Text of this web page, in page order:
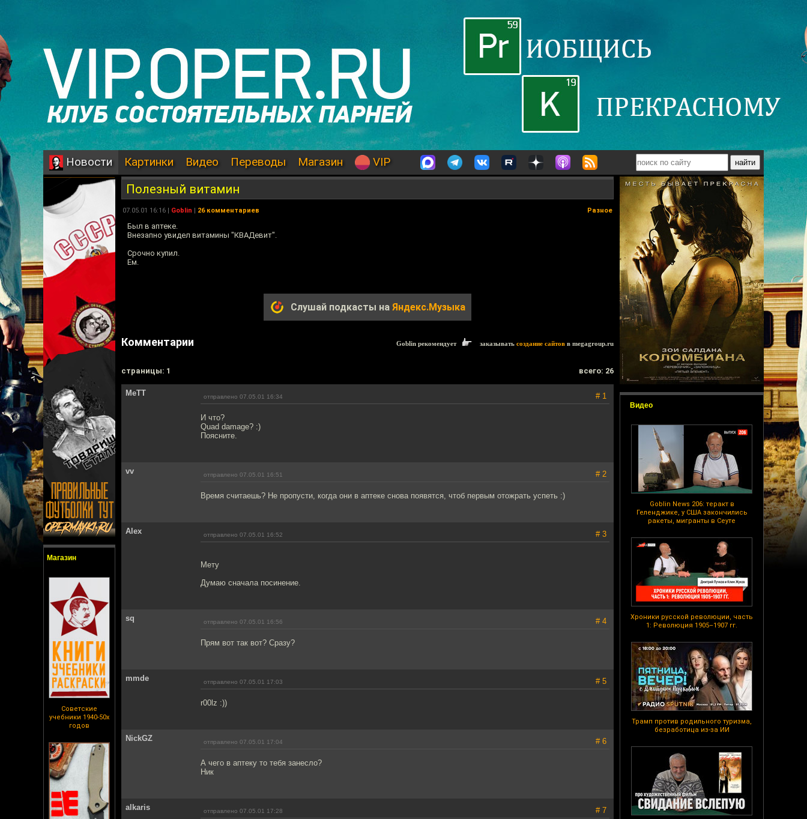
Новости Картинки Видео Переводы Магазин VIP
Магазин
Советские
учебники 1940-50х
годов
Видео
Goblin News 206: теракт в
Геленджике, у США закончились
ракеты, мигранты в Сеуте
Хроники русской революции, часть
1: Революция 1905–1907 гг.
Трамп против родильного туризма,
безработица из-за ИИ
Полезный витамин
07.05.01 16:16 | Goblin | 26 комментариев Разное
Был в аптеке.
Внезапно увидел витамины "КВАДевит".
Срочно купил.
Ем.
Слушай подкасты на Яндекс.Музыка
Комментарии Goblin рекомендует заказывать создание сайтов в megagroup.ru
cтраницы: 1 всего: 26
MeTT отправлено 07.05.01 16:34 # 1
И что?
Quad damage? :)
Поясните.
vv отправлено 07.05.01 16:51 # 2
Время считаешь? Не пропусти, когда они в аптеке снова появятся, чтоб первым отожрать успеть :)
Alex отправлено 07.05.01 16:52 # 3
Мету
Думаю сначала посинение.
sq отправлено 07.05.01 16:56 # 4
Прям вот так вот? Сразу?
mmde отправлено 07.05.01 17:03 # 5
r00lz :))
NickGZ отправлено 07.05.01 17:04 # 6
А чего в аптеку то тебя занесло?
Ник
alkaris отправлено 07.05.01 17:28 # 7